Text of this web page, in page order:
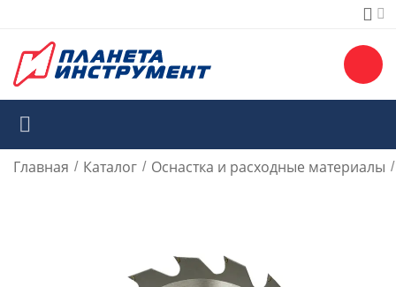
Главная / Каталог / Оснастка и расходные материалы /